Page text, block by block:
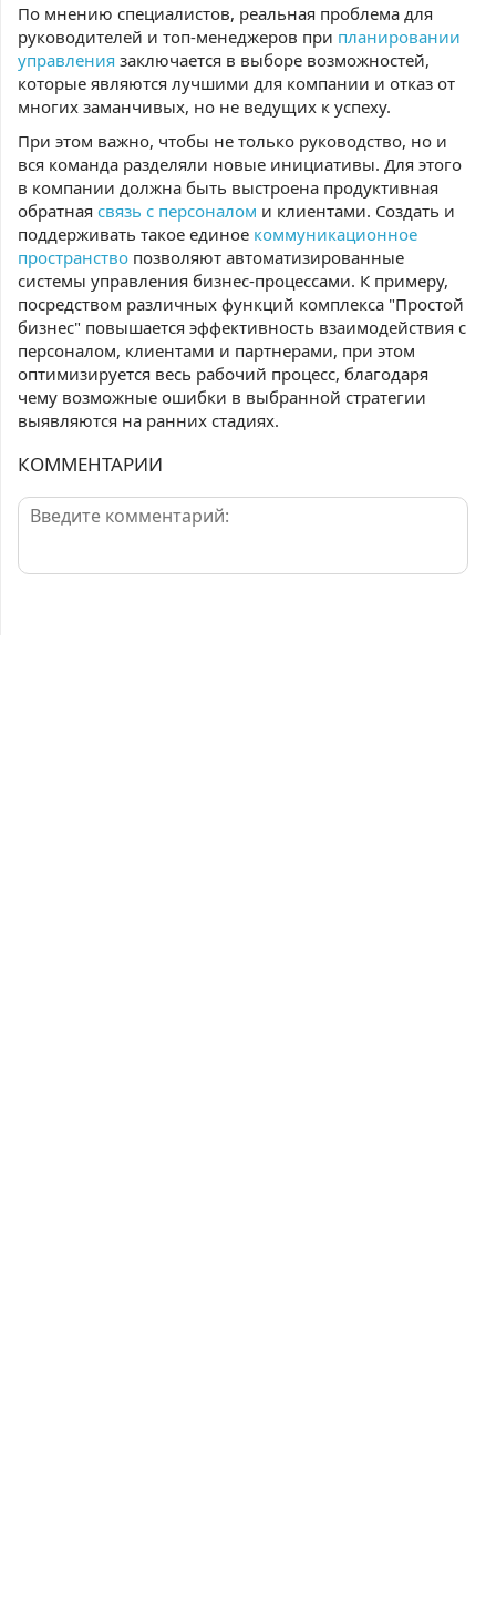
По мнению специалистов, реальная проблема для
руководителей и топ-менеджеров при планировании
управления заключается в выборе возможностей,
которые являются лучшими для компании и отказ от
многих заманчивых, но не ведущих к успеху.
При этом важно, чтобы не только руководство, но и
вся команда разделяли новые инициативы. Для этого
в компании должна быть выстроена продуктивная
обратная связь с персоналом и клиентами. Создать и
поддерживать такое единое коммуникационное
пространство позволяют автоматизированные
системы управления бизнес-процессами. К примеру,
посредством различных функций комплекса "Простой
бизнес" повышается эффективность взаимодействия с
персоналом, клиентами и партнерами, при этом
оптимизируется весь рабочий процесс, благодаря
чему возможные ошибки в выбранной стратегии
выявляются на ранних стадиях.
КОММЕНТАРИИ